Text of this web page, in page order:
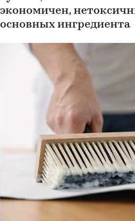
экономичен,
основных ингредиента